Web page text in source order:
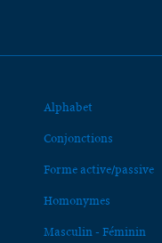
Alphabet
Conjonctions
Forme active/passive
Homonymes
Masculin - Féminin